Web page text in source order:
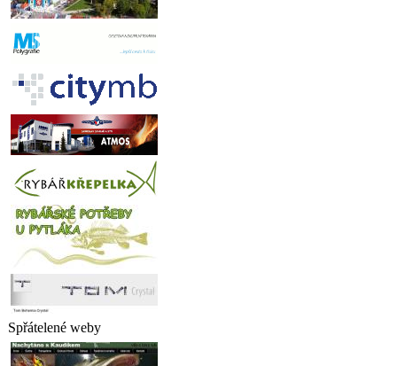
Spřátelené weby